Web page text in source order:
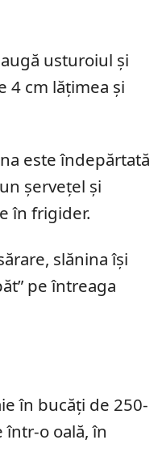
usturoiul și
4 cm lățimea și
este îndepărtată
șervețel și
în frigider.
slănina își
pe întreaga
în bucăți de 250-
într-o oală, în